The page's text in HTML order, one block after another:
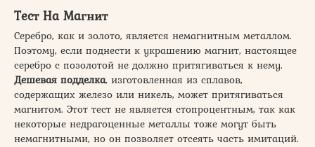
Тест На Магнит
Серебро, как и золото, является немагнитным металлом.
Поэтому, если поднести к украшению магнит, настоящее
серебро с позолотой не должно притягиваться к нему.
Дешевая подделка, изготовленная из сплавов,
содержащих железо или никель, может притягиваться
магнитом. Этот тест не является стопроцентным, так как
некоторые недрагоценные металлы тоже могут быть
немагнитными, но он позволяет отсеять часть имитаций.